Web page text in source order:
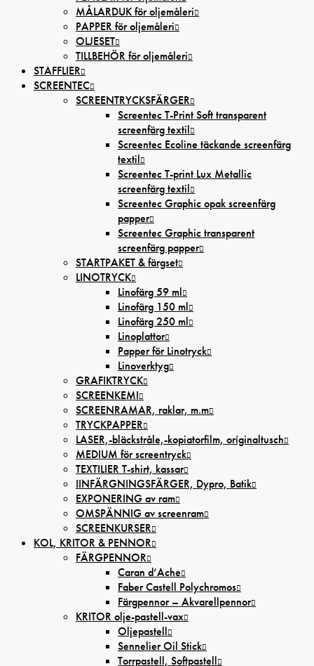
MÅLARDUK för oljemåleri
PAPPER för oljemåleri
OLJESET
TILLBEHÖR för oljemåleri
STAFFLIER
SCREENTEC
SCREENTRYCKSFÄRGER
Screentec T-Print Soft transparent
screenfärg textil
Screentec Ecoline täckande screenfärg
textil
Screentec T-print Lux Metallic
screenfärg textil
Screentec Graphic opak screenfärg
papper
Screentec Graphic transparent
screenfärg papper
STARTPAKET & färgset
LINOTRYCK
Linofärg 59 ml
Linofärg 150 ml
Linofärg 250 ml
Linoplattor
Papper för Linotryck
Linoverktyg
GRAFIKTRYCK
SCREENKEMI
SCREENRAMAR, raklar, m.m
TRYCKPAPPER
LASER,-bläckstråle,-kopiatorfilm, oríginaltusch
MEDIUM för screentryck
TEXTILIER T-shirt, kassar
IINFÄRGNINGSFÄRGER, Dypro, Batik
EXPONERING av ram
OMSPÄNNIG av screenram
SCREENKURSER
KOL, KRITOR & PENNOR
FÄRGPENNOR
Caran d’Ache
Faber Castell Polychromos
Färgpennor – Akvarellpennor
KRITOR olje-pastell-vax
Oljepastell
Sennelier Oil Stick
Torrpastell, Softpastell